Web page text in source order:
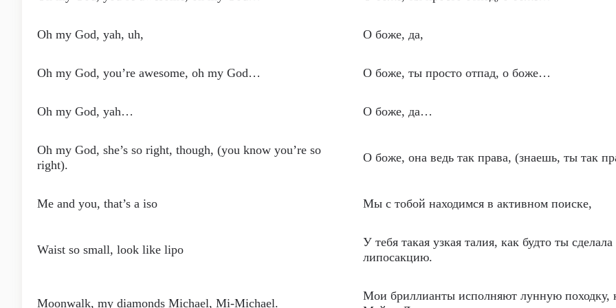
Oh my God, yah, uh, О боже, да,
Oh my God, you’re awesome, oh my God… О боже, ты просто отпад, о боже…
Oh my God, yah… О боже, да…
Oh my God, she’s so right, though, (you know you’re so
right).
О боже, она ведь так права, (знаешь, ты так
Me and you, that’s a iso Мы с тобой находимся в активном поиске,
Waist so small, look like lipo
У тебя такая узкая талия, как будто ты сделала
липосакцию.
Moonwalk, my diamonds Michael, Mi-Michael.
Мои бриллианты исполняют лунную походку,